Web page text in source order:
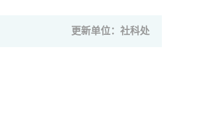
更新单位：社科处